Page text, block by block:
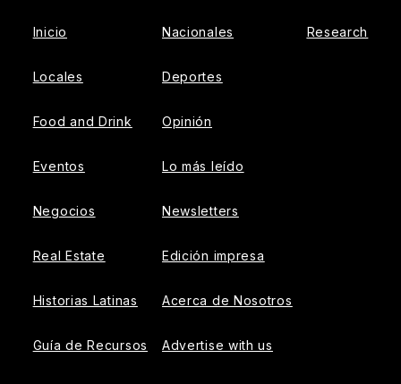
Inicio
Locales
Food and Drink
Eventos
Negocios
Real Estate
Historias Latinas
Guía de Recursos
Nacionales
Deportes
Opinión
Lo más leído
Newsletters
Edición impresa
Acerca de Nosotros
Advertise with us
Research